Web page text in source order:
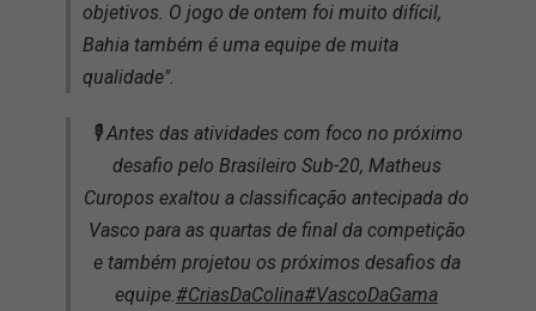
objetivos. O jogo de ontem foi muito difícil,
Bahia também é uma equipe de muita
qualidade".
🎙️ Antes das atividades com foco no próximo
desafio pelo Brasileiro Sub-20, Matheus
Curopos exaltou a classificação antecipada do
Vasco para as quartas de final da competição
e também projetou os próximos desafios da
equipe.#CriasDaColina#VascoDaGama